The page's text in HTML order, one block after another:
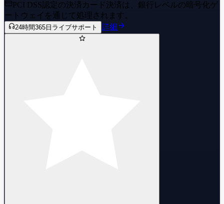
PCI DSS認定の決済 カード決済は、銀行レベルの暗号化ゲ
ートウェイを通じて処理されます。
24時間365日ライブサポート 詳細